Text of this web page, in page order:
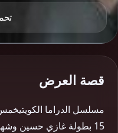
قصة العرض
مسلسل الدراما
15 بطولة غازي حسين